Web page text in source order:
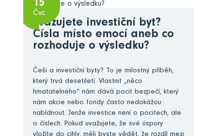
15
Čvc
Zvažujete investiční byt?
Čísla místo emocí aneb co
rozhoduje o výsledku?
Češi a investiční byty? To je milostný příběh,
který trvá desetiletí. Vlastnit „něco
hmatatelného“ nám dává pocit bezpečí, který
nám akcie nebo fondy často nedokážou
nabídnout. Jenže investice není o pocitech, ale
o číslech. Pokud uvažujete, že své úspory